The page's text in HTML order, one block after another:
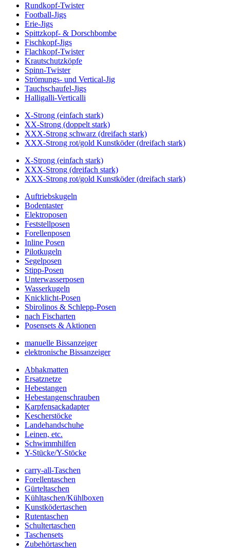
Rundkopf-Twister
Football-Jigs
Erie-Jigs
Spittzkopf- & Dorschbombe
Fischkopf-Jigs
Flachkopf-Twister
Krautschutzköpfe
Spinn-Twister
Strömungs- und Vertical-Jig
Tauchschaufel-Jigs
Halligalli-Verticalli
X-Strong (einfach stark)
XX-Strong (doppelt stark)
XXX-Strong schwarz (dreifach stark)
XXX-Strong rot/gold Kunstköder (dreifach stark)
X-Strong (einfach stark)
XXX-Strong (dreifach stark)
XXX-Strong rot/gold Kunstköder (dreifach stark)
Auftriebskugeln
Bodentaster
Elektroposen
Feststellposen
Forellenposen
Inline Posen
Pilotkugeln
Segelposen
Stipp-Posen
Unterwasserposen
Wasserkugeln
Knicklicht-Posen
Sbirolinos & Schlepp-Posen
nach Fischarten
Posensets & Aktionen
manuelle Bissanzeiger
elektronische Bissanzeiger
Abhakmatten
Ersatznetze
Hebestangen
Hebestangenschrauben
Karpfensackadapter
Kescherstöcke
Landehandschuhe
Leinen, etc.
Schwimmhilfen
Y-Stücke/Y-Stöcke
carry-all-Taschen
Forellentaschen
Gürteltaschen
Kühltaschen/Kühlboxen
Kunstködertaschen
Rutentaschen
Schultertaschen
Taschensets
Zubehörtaschen